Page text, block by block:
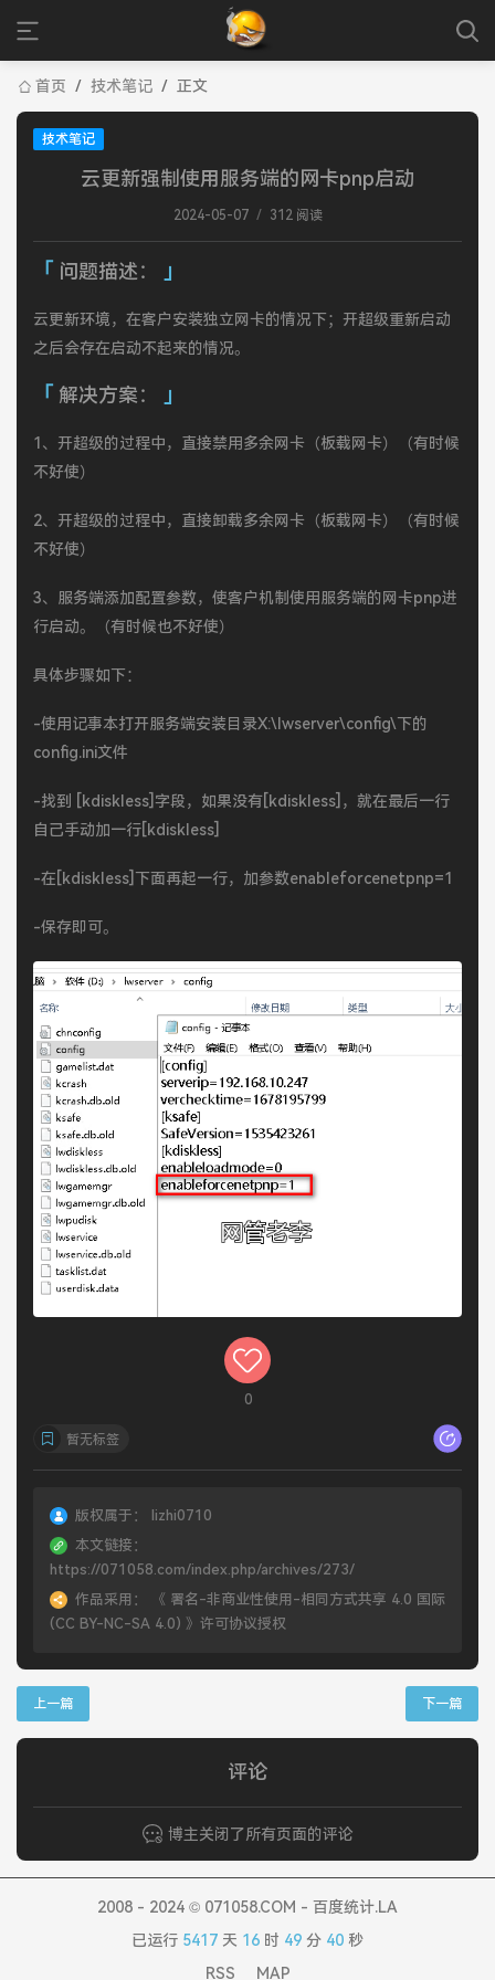
首页 / 技术笔记 / 正文
技术笔记
云更新强制使用服务端的网卡pnp启动
2024-05-07 / 312 阅读
问题描述：
云更新环境，在客户安装独立网卡的情况下；开超级重新启动
之后会存在启动不起来的情况。
解决方案：
1、开超级的过程中，直接禁用多余网卡（板载网卡）（有时候
不好使）
2、开超级的过程中，直接卸载多余网卡（板载网卡）（有时候
不好使）
3、服务端添加配置参数，使客户机制使用服务端的网卡pnp进
行启动。（有时候也不好使）
具体步骤如下：
-使用记事本打开服务端安装目录X:\lwserver\config\下的
config.ini文件
-找到 [kdiskless]字段，如果没有[kdiskless]，就在最后一行
自己手动加一行[kdiskless]
-在[kdiskless]下面再起一行，加参数enableforcenetpnp=1
-保存即可。
0
暂无标签
版权属于：
lizhi0710
本文链接：
https://071058.com/index.php/archives/273/
作品采用：
《 署名-非商业性使用-相同方式共享 4.0 国际
(CC BY-NC-SA 4.0) 》许可协议授权
上一篇 下一篇
评论
博主关闭了所有页面的评论
2008 - 2024 © 071058.COM - 百度统计.LA
已运行 5417 天 16 时 49 分 40 秒
RSS
MAP